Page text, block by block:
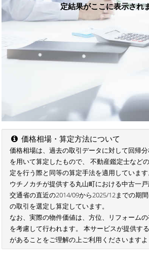
定結果がここに表示され
価格相場・算定方法について
価格相場は、過去の取引データに対して回帰
を用いて算定したもので、 不動産鑑定士など
定を行う際と同等の算定手法を適用しています
ウチノカチが提供する丸山町における中古一
交通省の直近の2014/09から2025/12までの期
の取引を選定し算定しています。
なお、実際の物件価値は、方位、リフォーム
を考慮して行われます。 本サービスが提供す
があることをご理解の上ご利用くださいますよ